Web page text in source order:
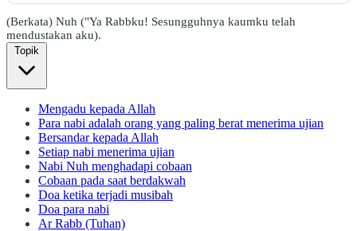
(Berkata) Nuh ("Ya Rabbku! Sesungguhnya kaumku telah
mendustakan aku).
Topik
Mengadu kepada Allah
Para nabi adalah orang yang paling berat menerima ujian
Bersandar kepada Allah
Setiap nabi menerima ujian
Nabi Nuh menghadapi cobaan
Cobaan pada saat berdakwah
Doa ketika terjadi musibah
Doa para nabi
Ar Rabb (Tuhan)